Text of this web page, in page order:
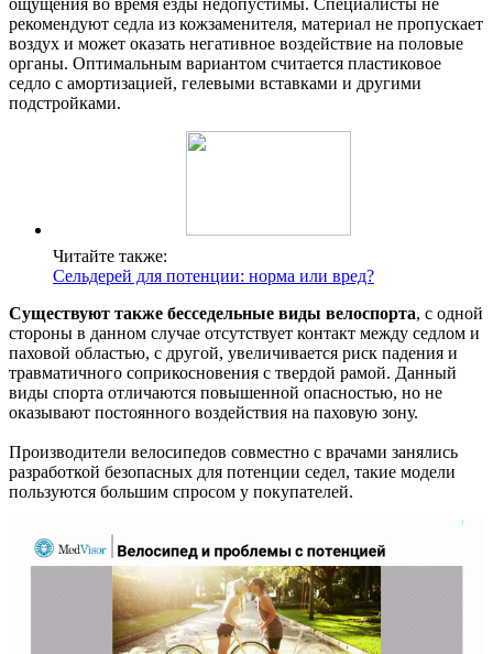
ощущения во время езды недопустимы. Специалисты не
рекомендуют седла из кожзаменителя, материал не пропускает
воздух и может оказать негативное воздействие на половые
органы. Оптимальным вариантом считается пластиковое
седло с амортизацией, гелевыми вставками и другими
подстройками.
Читайте также:
Сельдерей для потенции: норма или вред?
Существуют также бесседельные виды велоспорта, с одной
стороны в данном случае отсутствует контакт между седлом и
паховой областью, с другой, увеличивается риск падения и
травматичного соприкосновения с твердой рамой. Данный
виды спорта отличаются повышенной опасностью, но не
оказывают постоянного воздействия на паховую зону.
Производители велосипедов совместно с врачами занялись
разработкой безопасных для потенции седел, такие модели
пользуются большим спросом у покупателей.